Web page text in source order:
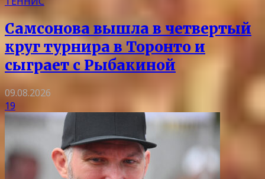
Самсонова вышла в четвертый
круг турнира в Торонто и
сыграет с Рыбакиной
09.08.2026
19